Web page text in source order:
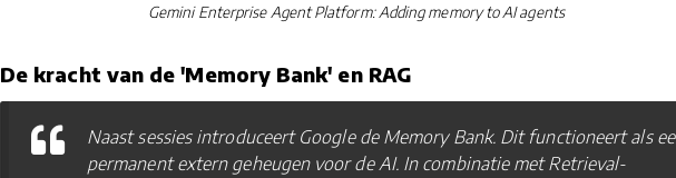
Gemini Enterprise Agent Platform: Adding memory to AI agents
De kracht van de 'Memory Bank' en RAG
Naast sessies introduceert Google de Memory Bank. Dit functioneert als
permanent extern geheugen voor de AI. In combinatie met Retrieval-